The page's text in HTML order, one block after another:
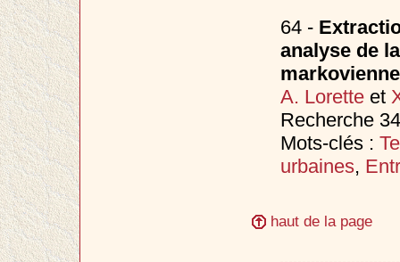
64 -
analyse de
markovienne
A. Loretteet
Recherche
Mots-clés :
urbaines,
haut de la page